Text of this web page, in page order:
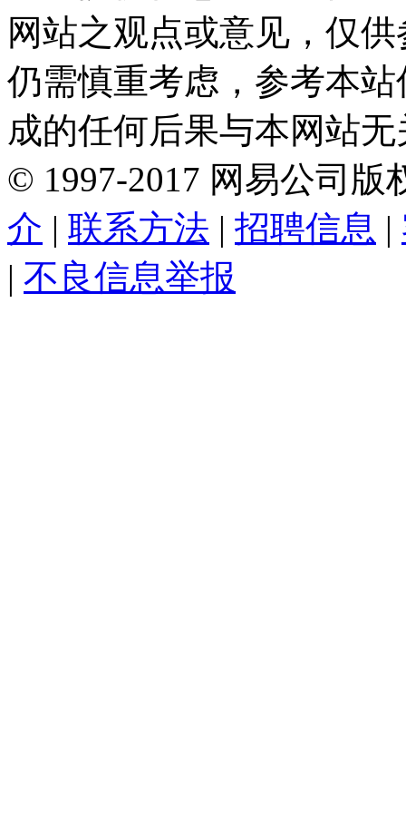
网站之观点或意见，仅
仍需慎重考虑，参考本
成的任何后果与本网站
© 1997-2017 网易公司版
介 | 联系方法 | 招聘信息 |
| 不良信息举报